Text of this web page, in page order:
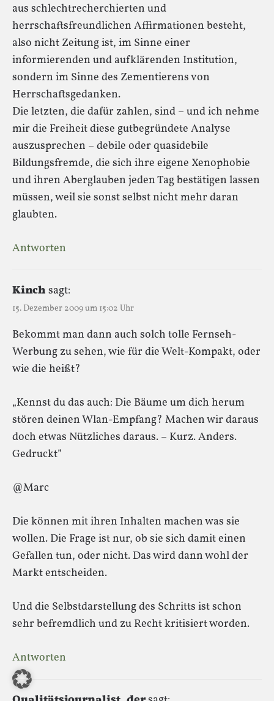
aus schlechtrecherchierten und
herrschaftsfreundlichen Affirmationen besteht,
also nicht Zeitung ist, im Sinne einer
informierenden und aufklärenden Institution,
sondern im Sinne des Zementierens von
Herrschaftsgedanken.
Die letzten, die dafür zahlen, sind – und ich nehme
mir die Freiheit diese gutbegründete Analyse
auszusprechen – debile oder quasidebile
Bildungsfremde, die sich ihre eigene Xenophobie
und ihren Aberglauben jeden Tag bestätigen lassen
müssen, weil sie sonst selbst nicht mehr daran
glaubten.
Antworten
Kinch sagt:
15. Dezember 2009 um 15:02 Uhr
Bekommt man dann auch solch tolle Fernseh-
Werbung zu sehen, wie für die Welt-Kompakt, oder
wie die heißt?
„Kennst du das auch: Die Bäume um dich herum
stören deinen Wlan-Empfang? Machen wir daraus
doch etwas Nützliches daraus. – Kurz. Anders.
Gedruckt”
@Marc
Die können mit ihren Inhalten machen was sie
wollen. Die Frage ist nur, ob sie sich damit einen
Gefallen tun, oder nicht. Das wird dann wohl der
Markt entscheiden.
Und die Selbstdarstellung des Schritts ist schon
sehr befremdlich und zu Recht kritisiert worden.
Antworten